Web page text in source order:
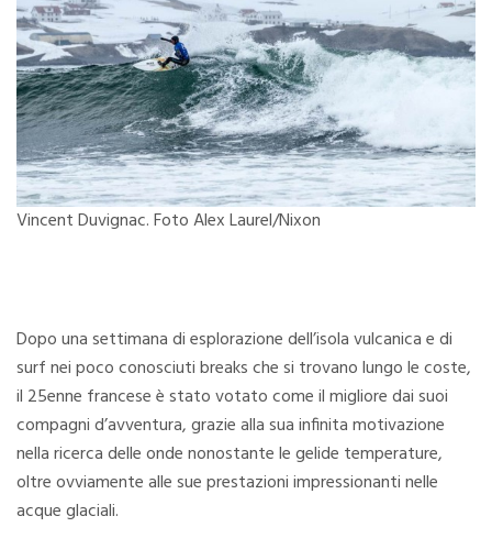
Vincent Duvignac. Foto Alex Laurel/Nixon
Dopo una settimana di esplorazione dell’isola vulcanica e di
surf nei poco conosciuti breaks che si trovano lungo le coste,
il 25enne francese è stato votato come il migliore dai suoi
compagni d’avventura, grazie alla sua infinita motivazione
nella ricerca delle onde nonostante le gelide temperature,
oltre ovviamente alle sue prestazioni impressionanti nelle
acque glaciali.